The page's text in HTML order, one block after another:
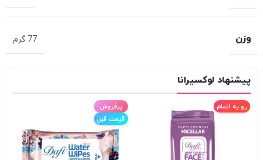
وزن 77 گرم
پیشنهاد لوکسیرانا
رو به اتمام
پرفروش
قیمت قبل